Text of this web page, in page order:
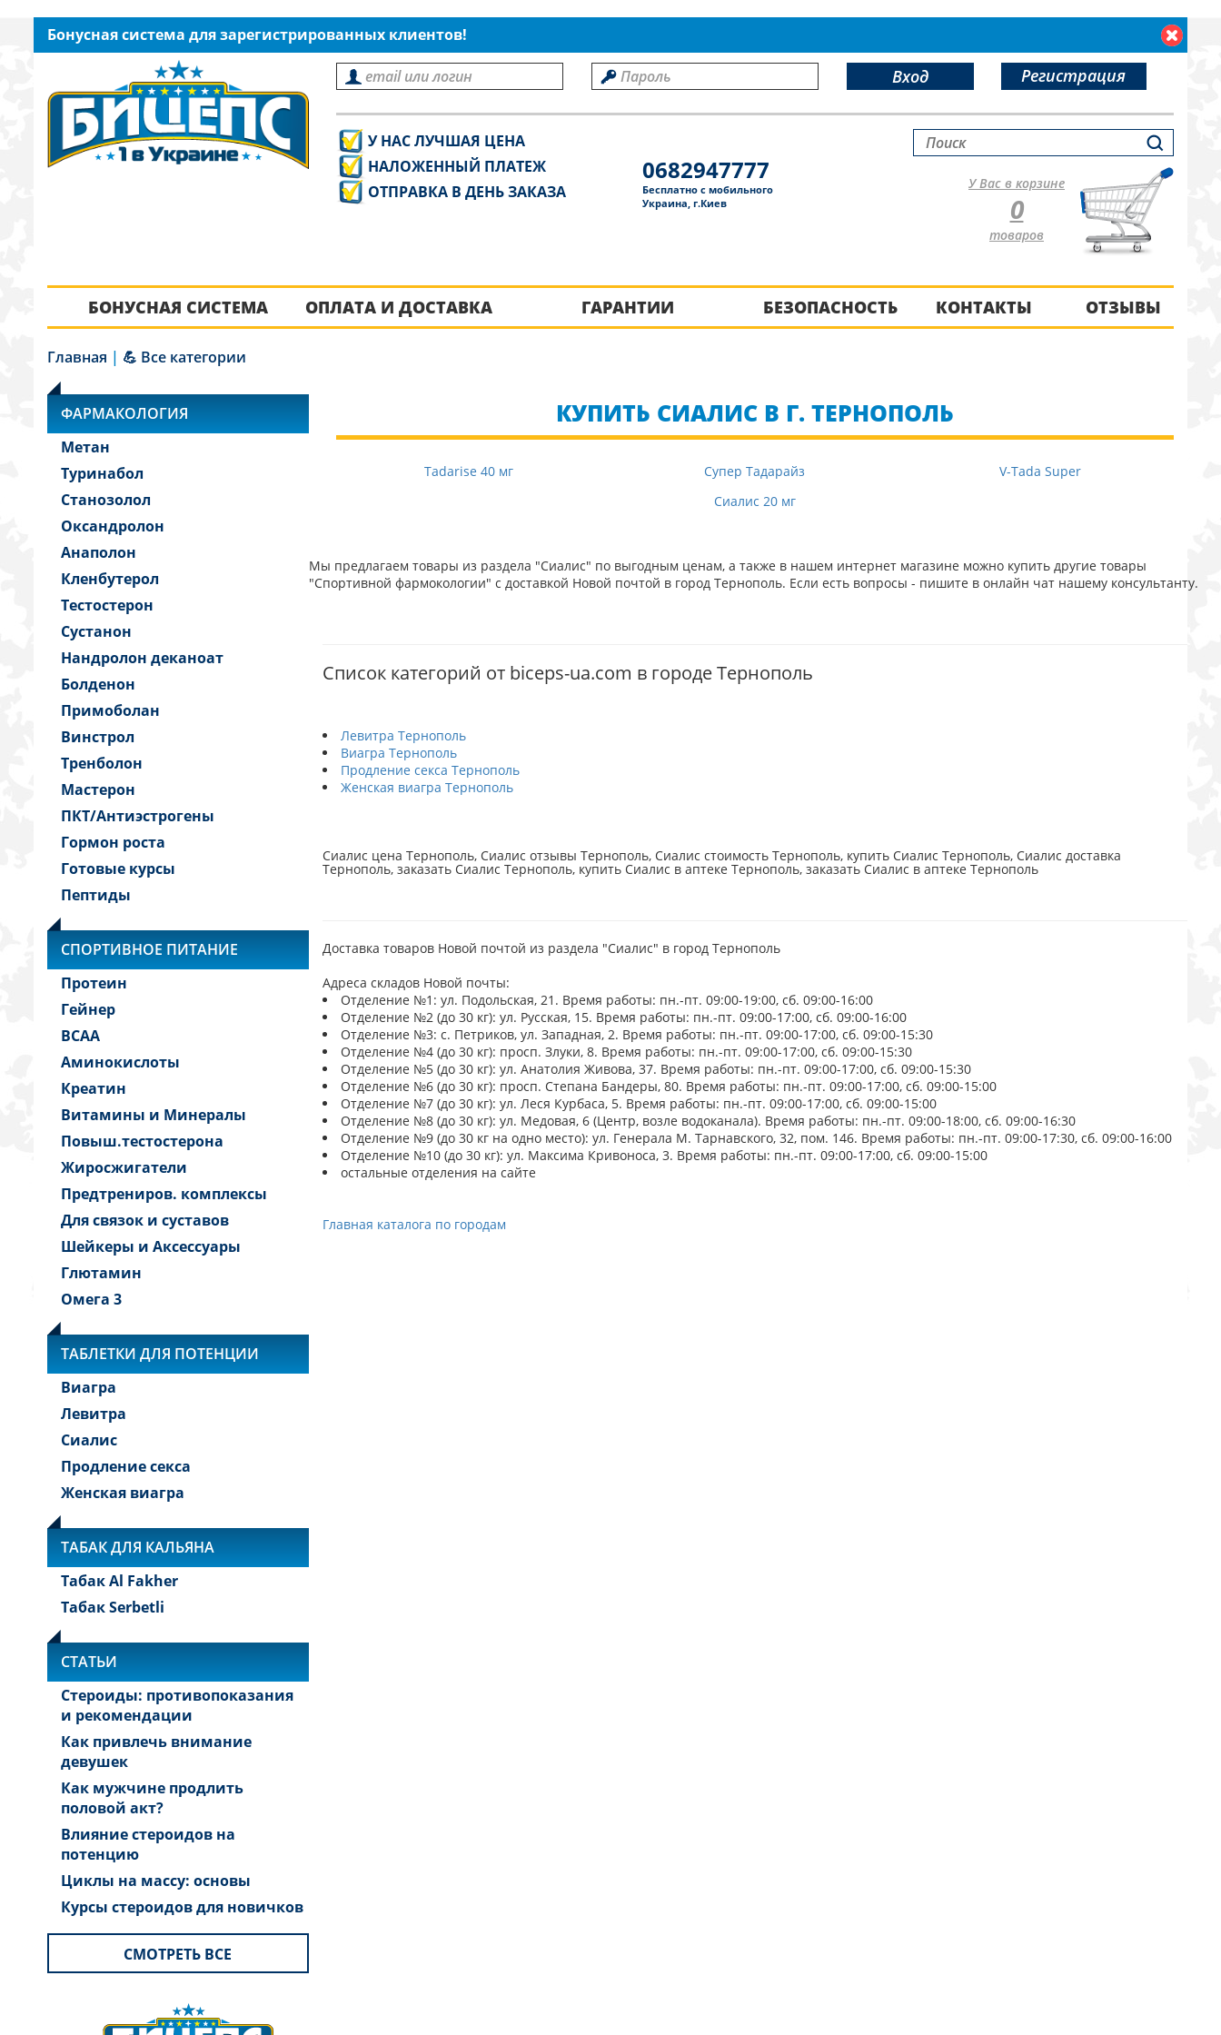
Бонусная система для зарегистрированных клиентов!
Вход Регистрация
У НАС ЛУЧШАЯ ЦЕНА
НАЛОЖЕННЫЙ ПЛАТЕЖ
ОТПРАВКА В ДЕНЬ ЗАКАЗА
0682947777
Бесплатно с мобильного
Украина, г.Киев
У Вас в корзине
0
товаров
БОНУСНАЯ СИСТЕМА ОПЛАТА И ДОСТАВКА ГАРАНТИИ БЕЗОПАСНОСТЬ КОНТАКТЫ ОТЗЫВЫ
Главная | 💪 Все категории
ФАРМАКОЛОГИЯ
Метан
Туринабол
Станозолол
Оксандролон
Анаполон
Кленбутерол
Тестостерон
Сустанон
Нандролон деканоат
Болденон
Примоболан
Винстрол
Тренболон
Мастерон
ПКТ/Антиэстрогены
Гормон роста
Готовые курсы
Пептиды
СПОРТИВНОЕ ПИТАНИЕ
Протеин
Гейнер
BCAA
Аминокислоты
Креатин
Витамины и Минералы
Повыш.тестостерона
Жиросжигатели
Предтрениров. комплексы
Для связок и суставов
Шейкеры и Аксессуары
Глютамин
Омега 3
ТАБЛЕТКИ ДЛЯ ПОТЕНЦИИ
Виагра
Левитра
Сиалис
Продление секса
Женская виагра
ТАБАК ДЛЯ КАЛЬЯНА
Табак Al Fakher
Табак Serbetli
СТАТЬИ
Стероиды: противопоказания
и рекомендации
Как привлечь внимание
девушек
Как мужчине продлить
половой акт?
Влияние стероидов на
потенцию
Циклы на массу: основы
Курсы стероидов для новичков
СМОТРЕТЬ ВСЕ
КУПИТЬ СИАЛИС В Г. ТЕРНОПОЛЬ
Tadarise 40 мг Супер Тадарайз
V-Tada Super
Сиалис 20 мг
Мы предлагаем товары из раздела "Сиалис" по выгодным ценам, а также в нашем интернет магазине можно купить другие товары
"Спортивной фармокологии" с доставкой Новой почтой в город Тернополь. Если есть вопросы - пишите в онлайн чат нашему консультанту.
Список категорий от biceps-ua.com в городе Тернополь
Левитра Тернополь
Виагра Тернополь
Продление секса Тернополь
Женская виагра Тернополь
Сиалис цена Тернополь, Сиалис отзывы Тернополь, Сиалис стоимость Тернополь, купить Сиалис Тернополь, Сиалис доставка
Тернополь, заказать Сиалис Тернополь, купить Сиалис в аптеке Тернополь, заказать Сиалис в аптеке Тернополь
Доставка товаров Новой почтой из раздела "Сиалис" в город Тернополь
Адреса складов Новой почты:
Отделение №1: ул. Подольская, 21. Время работы: пн.-пт. 09:00-19:00, сб. 09:00-16:00
Отделение №2 (до 30 кг): ул. Русская, 15. Время работы: пн.-пт. 09:00-17:00, сб. 09:00-16:00
Отделение №3: с. Петриков, ул. Западная, 2. Время работы: пн.-пт. 09:00-17:00, сб. 09:00-15:30
Отделение №4 (до 30 кг): просп. Злуки, 8. Время работы: пн.-пт. 09:00-17:00, сб. 09:00-15:30
Отделение №5 (до 30 кг): ул. Анатолия Живова, 37. Время работы: пн.-пт. 09:00-17:00, сб. 09:00-15:30
Отделение №6 (до 30 кг): просп. Степана Бандеры, 80. Время работы: пн.-пт. 09:00-17:00, сб. 09:00-15:00
Отделение №7 (до 30 кг): ул. Леся Курбаса, 5. Время работы: пн.-пт. 09:00-17:00, сб. 09:00-15:00
Отделение №8 (до 30 кг): ул. Медовая, 6 (Центр, возле водоканала). Время работы: пн.-пт. 09:00-18:00, сб. 09:00-16:30
Отделение №9 (до 30 кг на одно место): ул. Генерала М. Тарнавского, 32, пом. 146. Время работы: пн.-пт. 09:00-17:30, сб. 09:00-16:00
Отделение №10 (до 30 кг): ул. Максима Кривоноса, 3. Время работы: пн.-пт. 09:00-17:00, сб. 09:00-15:00
остальные отделения на сайте
Главная каталога по городам